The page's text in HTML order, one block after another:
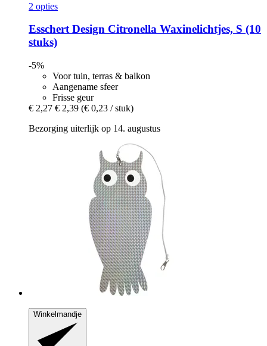
2 opties
Esschert Design Citronella Waxinelichtjes, S (10
stuks)
-5%
Voor tuin, terras & balkon
Aangename sfeer
Frisse geur
€ 2,27 € 2,39 (€ 0,23 / stuk)
Bezorging uiterlijk op 14. augustus
Winkelmandje